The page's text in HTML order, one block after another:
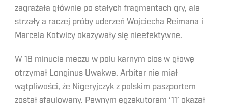
zagrażała głównie po stałych fragmentach gry, ale
strzały a raczej próby uderzeń Wojciecha Reimana i
Marcela Kotwicy okazywały się nieefektywne.
W 18 minucie meczu w polu karnym cios w głowę
otrzymał Longinus Uwakwe. Arbiter nie miał
wątpliwości, że Nigeryjczyk z polskim paszportem
został sfaulowany. Pewnym egzekutorem ‘11’ okazał